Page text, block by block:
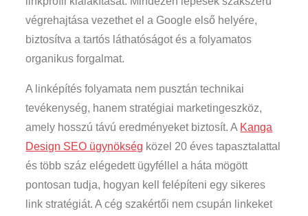
végrehajtása vezethet el a Google első helyére,
biztosítva a tartós láthatóságot és a folyamatos
organikus forgalmat.
A linképítés folyamata nem pusztán technikai
tevékenység, hanem stratégiai marketingeszköz,
amely hosszú távú eredményeket biztosít. A Kanga
Design SEO ügynökség közel 20 éves tapasztalattal
és több száz elégedett ügyféllel a háta mögött
pontosan tudja, hogyan kell felépíteni egy sikeres
link stratégiát. A cég szakértői nem csupán linkeket